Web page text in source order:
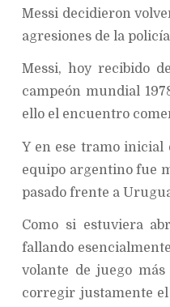
Messi decidieron
agresiones de la
Messi, hoy recibido
campeón mundial
ello el encuentro
Y en ese tramo inicial
equipo argentino fue
pasado frente a
Como si estuviera
fallando
volante de juego
corregir justamente el